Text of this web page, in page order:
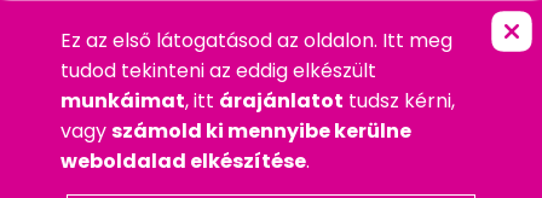
ZÉL MALOM ÉTTER »
WEBDESIGN
2009. JANUÁR 2. PÉNTEK
WEBDESIGN
#REFERENCIA
#SOPRON
Ez az első látogatásod az oldalon. Itt meg
tudod tekinteni az eddig elkészült
munkáimat, itt árajánlatot tudsz kérni,
vagyszámold ki mennyibe kerülne
weboldalad elkészítése.